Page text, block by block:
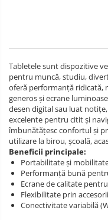
Tabletele sunt dispozitive
pentru muncă, studiu,
oferă performanță ridicată,
generos și ecrane
desen digital sau luat
excelente pentru citit și
îmbunătățesc confortul și
utilizare la birou, școală,
Beneficii principale:
Portabilitate și
Performanță bună
Ecrane de calitate
Flexibilitate prin
Conectivitate variabilă